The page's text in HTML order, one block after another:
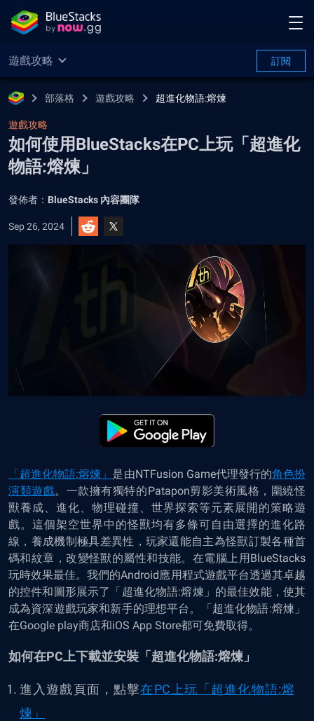
遊戲攻略 訂閱
部落格 遊戲攻略 超進化物語:熔煉
遊戲攻略
如何使用BlueStacks在PC上玩「超進化
物語:熔煉」
發佈者： BlueStacks 內容團隊
Sep 26, 2024
「超進化物語:熔煉」 是由NTFusion Game代理發行的角色扮
演類遊戲。一款擁有獨特的Patapon剪影美術風格，圍繞怪
獸養成、進化、物理碰撞、世界探索等元素展開的策略遊
戲。這個架空世界中的怪獸均有多條可自由選擇的進化路
線，養成機制極具差異性，玩家還能自主為怪獸訂製各種首
碼和紋章，改變怪獸的屬性和技能。在電腦上用BlueStacks
玩時效果最佳。我們的Android應用程式遊戲平台透過其卓越
的控件和圖形展示了「超進化物語:熔煉」的最佳效能，使其
成為資深遊戲玩家和新手的理想平台。「超進化物語:熔煉」
在Google play商店和iOS App Store都可免費取得。
如何在PC上下載並安裝「超進化物語:熔煉」
進入遊戲頁面，點擊在PC上玩 「超進化物語:熔
煉」